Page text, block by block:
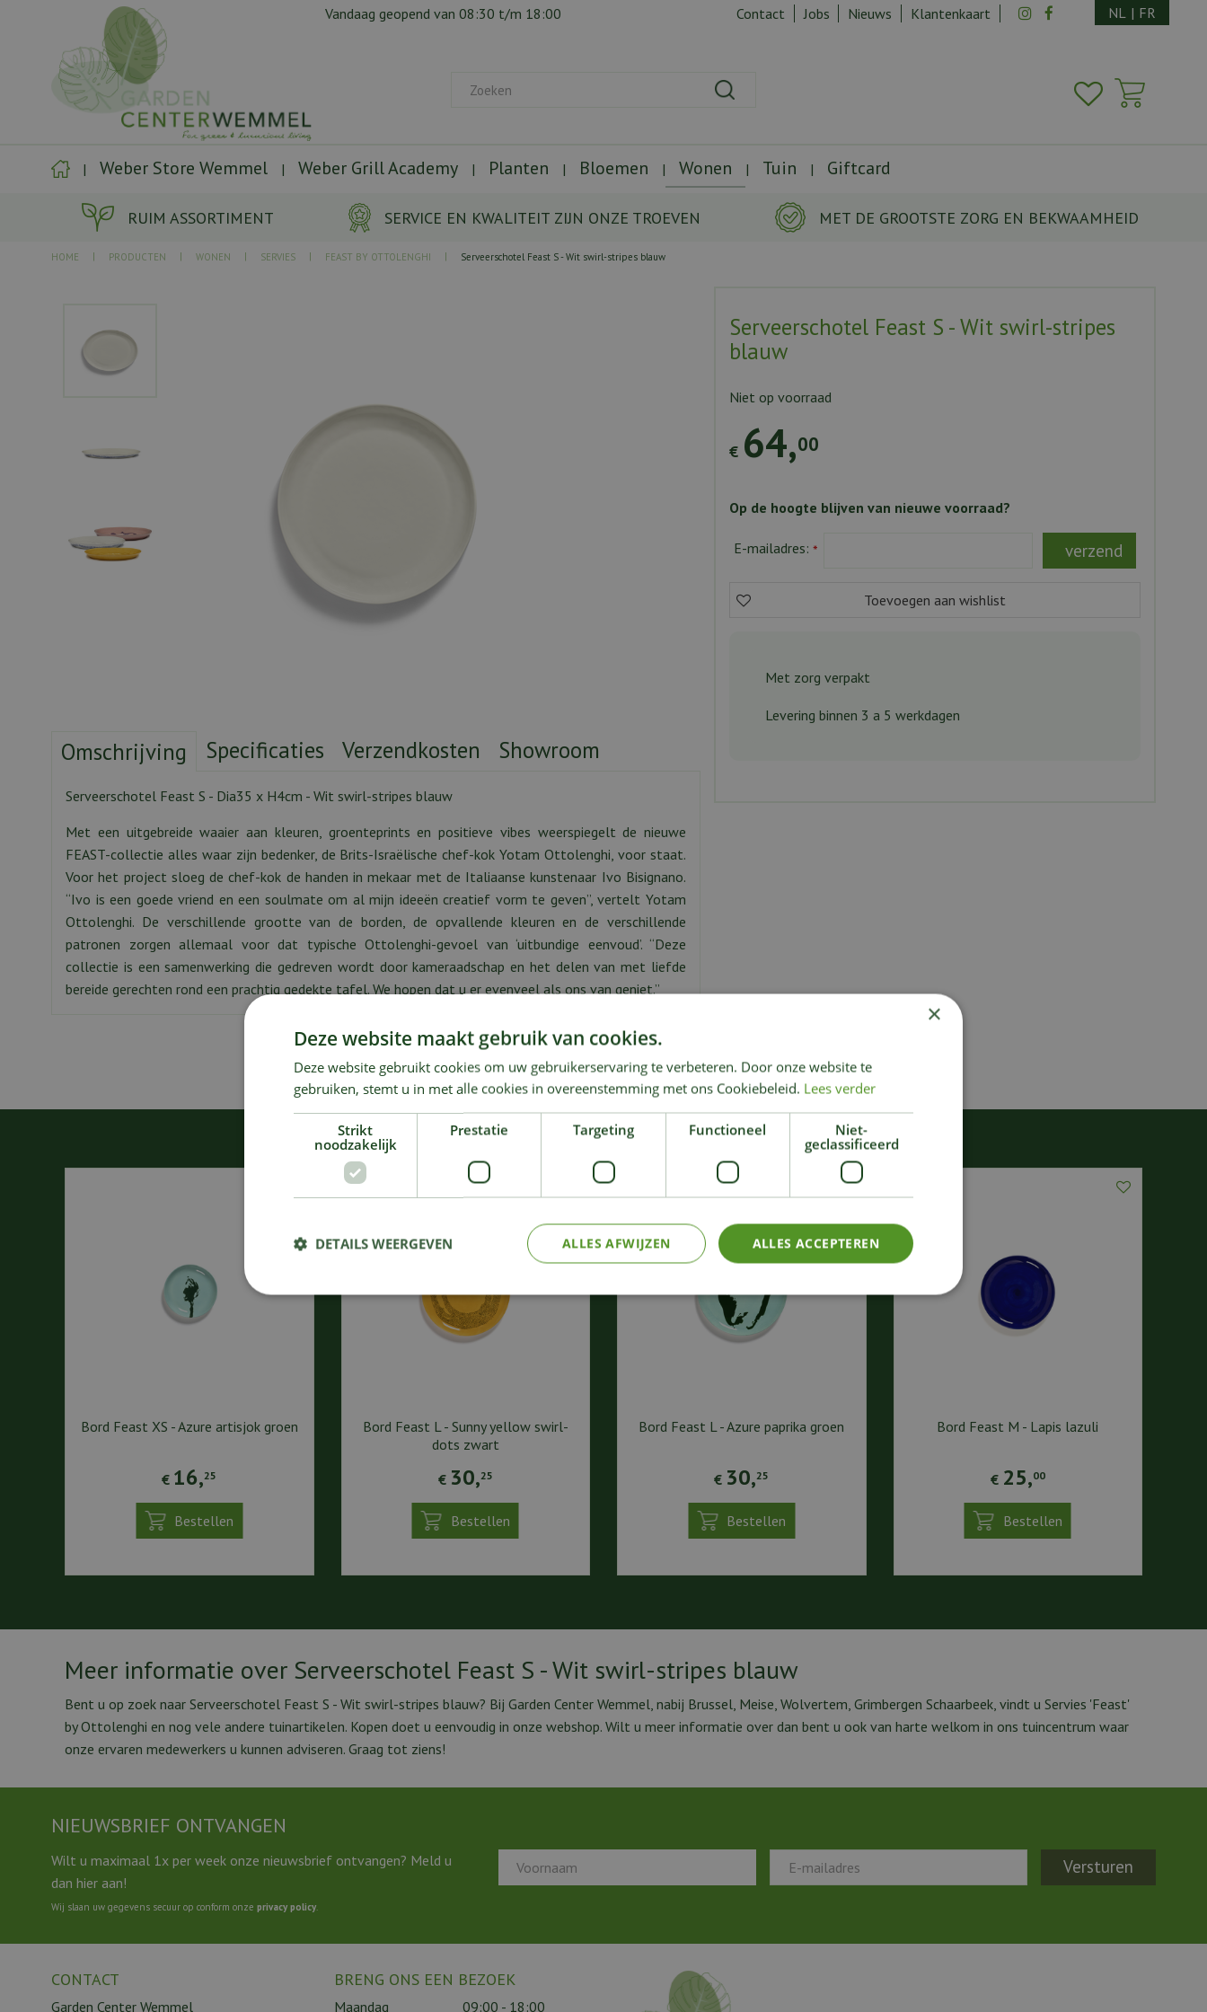
RUIM ASSORTIMENT SERVICE EN KWALITEIT ZIJN ONZE TROEVEN MET DE GROOTSTE ZORG EN BEKWAAMHEID
HOME PRODUCTEN WONEN SERVIES FEAST BY OTTOLENGHI Serveerschotel Feast S - Wit swirl-stripes blauw
Vandaag geopend van 08:30 t/m 18:00 Contact Jobs Nieuws Klantenkaart NL | FR
Weber Store Wemmel Weber Grill Academy Planten Bloemen Wonen Tuin Giftcard
Serveerschotel Feast S - Wit swirl-stripes
blauw
€ 64,00
Niet op voorraad
Op de hoogte blijven van nieuwe voorraad?
E-mailadres: *
Met zorg verpakt
Levering binnen 3 a 5 werkdagen
Omschrijving Specificaties Verzendkosten Showroom
Serveerschotel Feast S - Dia35 x H4cm - Wit swirl-stripes blauw
Met een uitgebreide waaier aan kleuren, groenteprints en positieve vibes weerspiegelt de nieuwe
FEAST-collectie alles waar zijn bedenker, de Brits-Israëlische chef-kok Yotam Ottolenghi, voor staat.
Voor het project sloeg de chef-kok de handen in mekaar met de Italiaanse kunstenaar Ivo Bisignano.
“Ivo is een goede vriend en een soulmate om al mijn ideeën creatief vorm te geven”, vertelt Yotam
Ottolenghi. De verschillende grootte van de borden, de opvallende kleuren en de verschillende
patronen zorgen allemaal voor dat typische Ottolenghi-gevoel van ‘uitbundige eenvoud’. “Deze
collectie is een samenwerking die gedreven wordt door kameraadschap en het delen van met liefde
bereide gerechten rond een prachtig gedekte tafel. We hopen dat u er evenveel als ons van geniet.”
KIJK OOK EENS NAAR:
Bord Feast XS - Azure artisjok groen
€ 16,25
Bestellen
Bord Feast L - Sunny yellow swirl-
dots zwart
€ 30,25
Bestellen
Bord Feast L - Azure paprika groen
€ 30,25
Bestellen
Bord Feast M - Lapis lazuli
€ 25,00
Bestellen
Meer informatie over Serveerschotel Feast S - Wit swirl-stripes blauw
Bent u op zoek naar Serveerschotel Feast S - Wit swirl-stripes blauw? Bij Garden Center Wemmel, nabij Brussel, Meise, Wolvertem, Grimbergen Schaarbeek, vindt u Servies 'Feast'
by Ottolenghi en nog vele andere tuinartikelen. Kopen doet u eenvoudig in onze webshop. Wilt u meer informatie over dan bent u ook van harte welkom in ons tuincentrum waar
onze ervaren medewerkers u kunnen adviseren. Graag tot ziens!
NIEUWSBRIEF ONTVANGEN
Wilt u maximaal 1x per week onze nieuwsbrief ontvangen? Meld u
dan hier aan!
Wij slaan uw gegevens secuur op conform onze privacy policy
CONTACT
Garden Center Wemmel
BRENG ONS EEN BEZOEK
Maandag 09:00 - 18:00
×
Deze website maakt gebruik van cookies.
Deze website gebruikt cookies om uw gebruikerservaring te verbeteren. Door onze website te
gebruiken, stemt u in met alle cookies in overeenstemming met ons Cookiebeleid. Lees verder
Strikt
noodzakelijk
Prestatie Targeting Functioneel
Niet-
geclassificeerd
ALLES ACCEPTEREN
ALLES AFWIJZEN
DETAILS WEERGEVEN